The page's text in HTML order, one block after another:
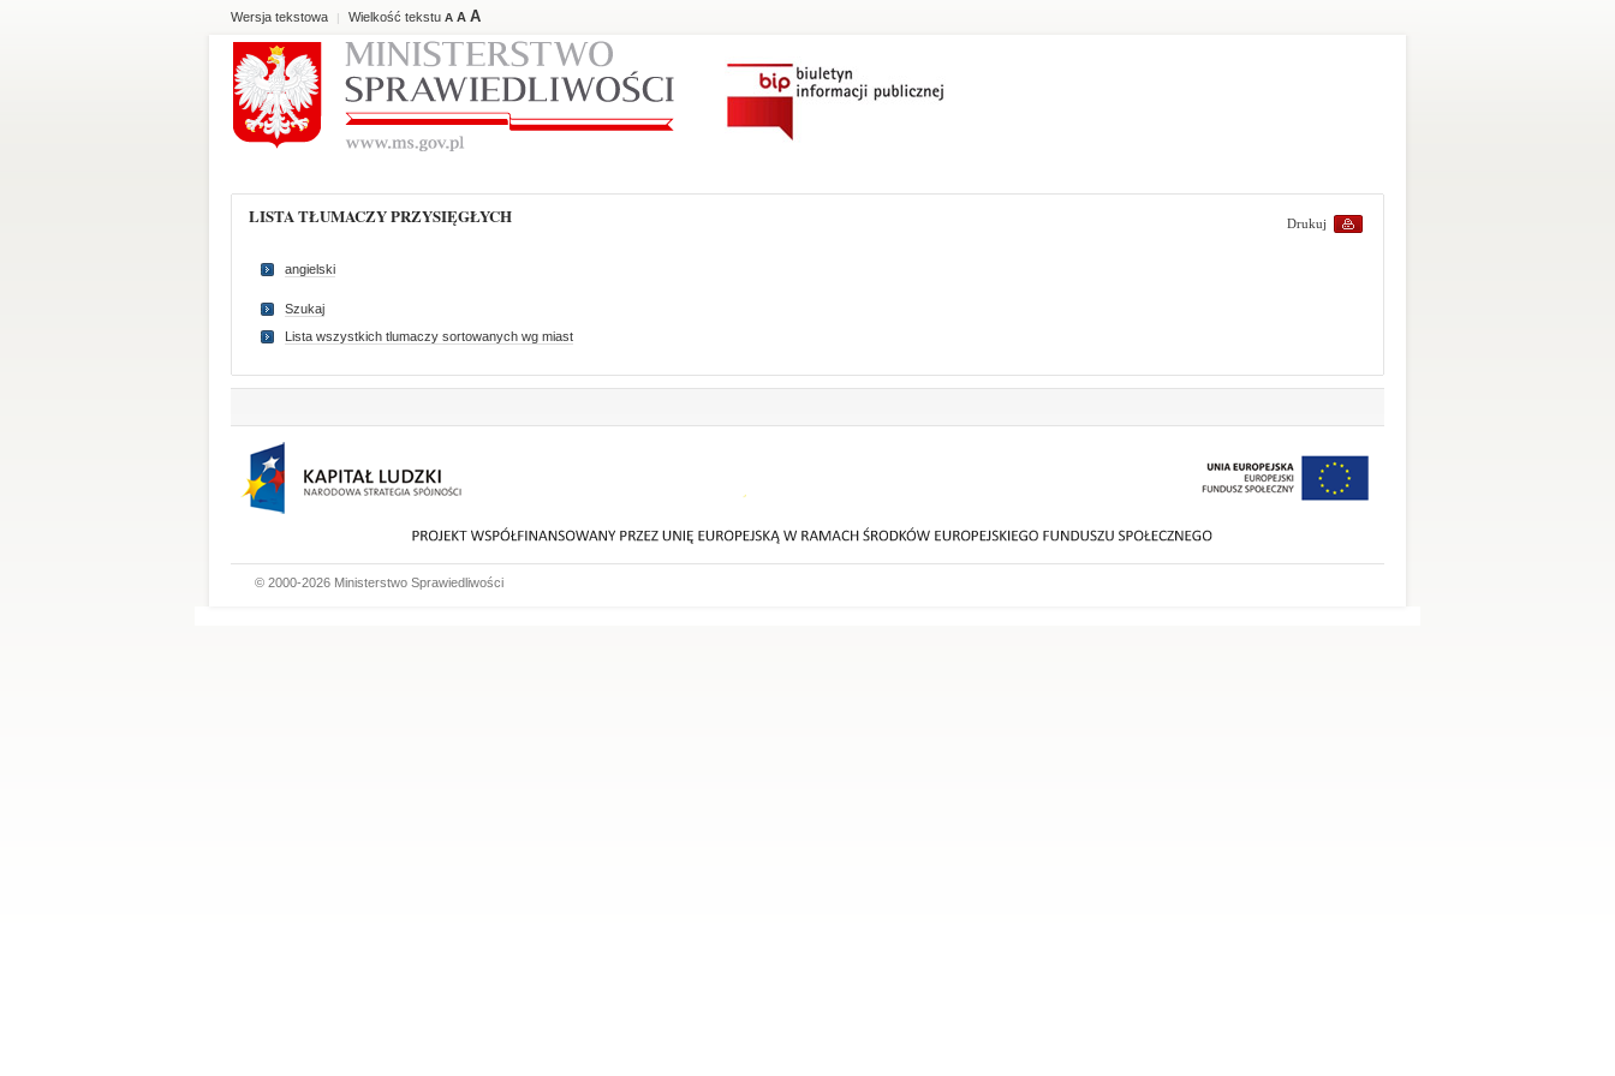
Wersja tekstowa | Wielkość tekstu A A A
Drukuj
LISTA TŁUMACZY PRZYSIĘGŁYCH
angielski
Szukaj
Lista wszystkich tlumaczy sortowanych wg miast
© 2000-2026 Ministerstwo Sprawiedliwości